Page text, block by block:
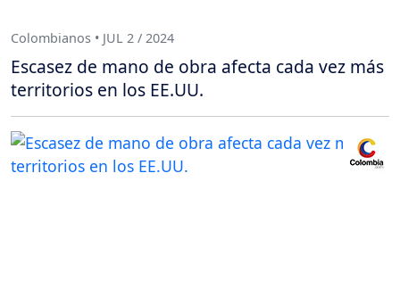
Colombianos • JUL 2 / 2024
Escasez de mano de obra afecta cada vez más
territorios en los EE.UU.